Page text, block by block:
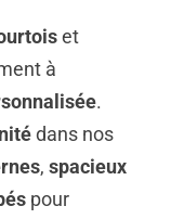
et
à
.
dans nos
, spacieux
pour